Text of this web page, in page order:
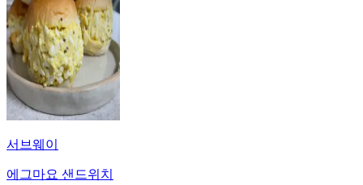
서브웨이
에그마요 샌드위치